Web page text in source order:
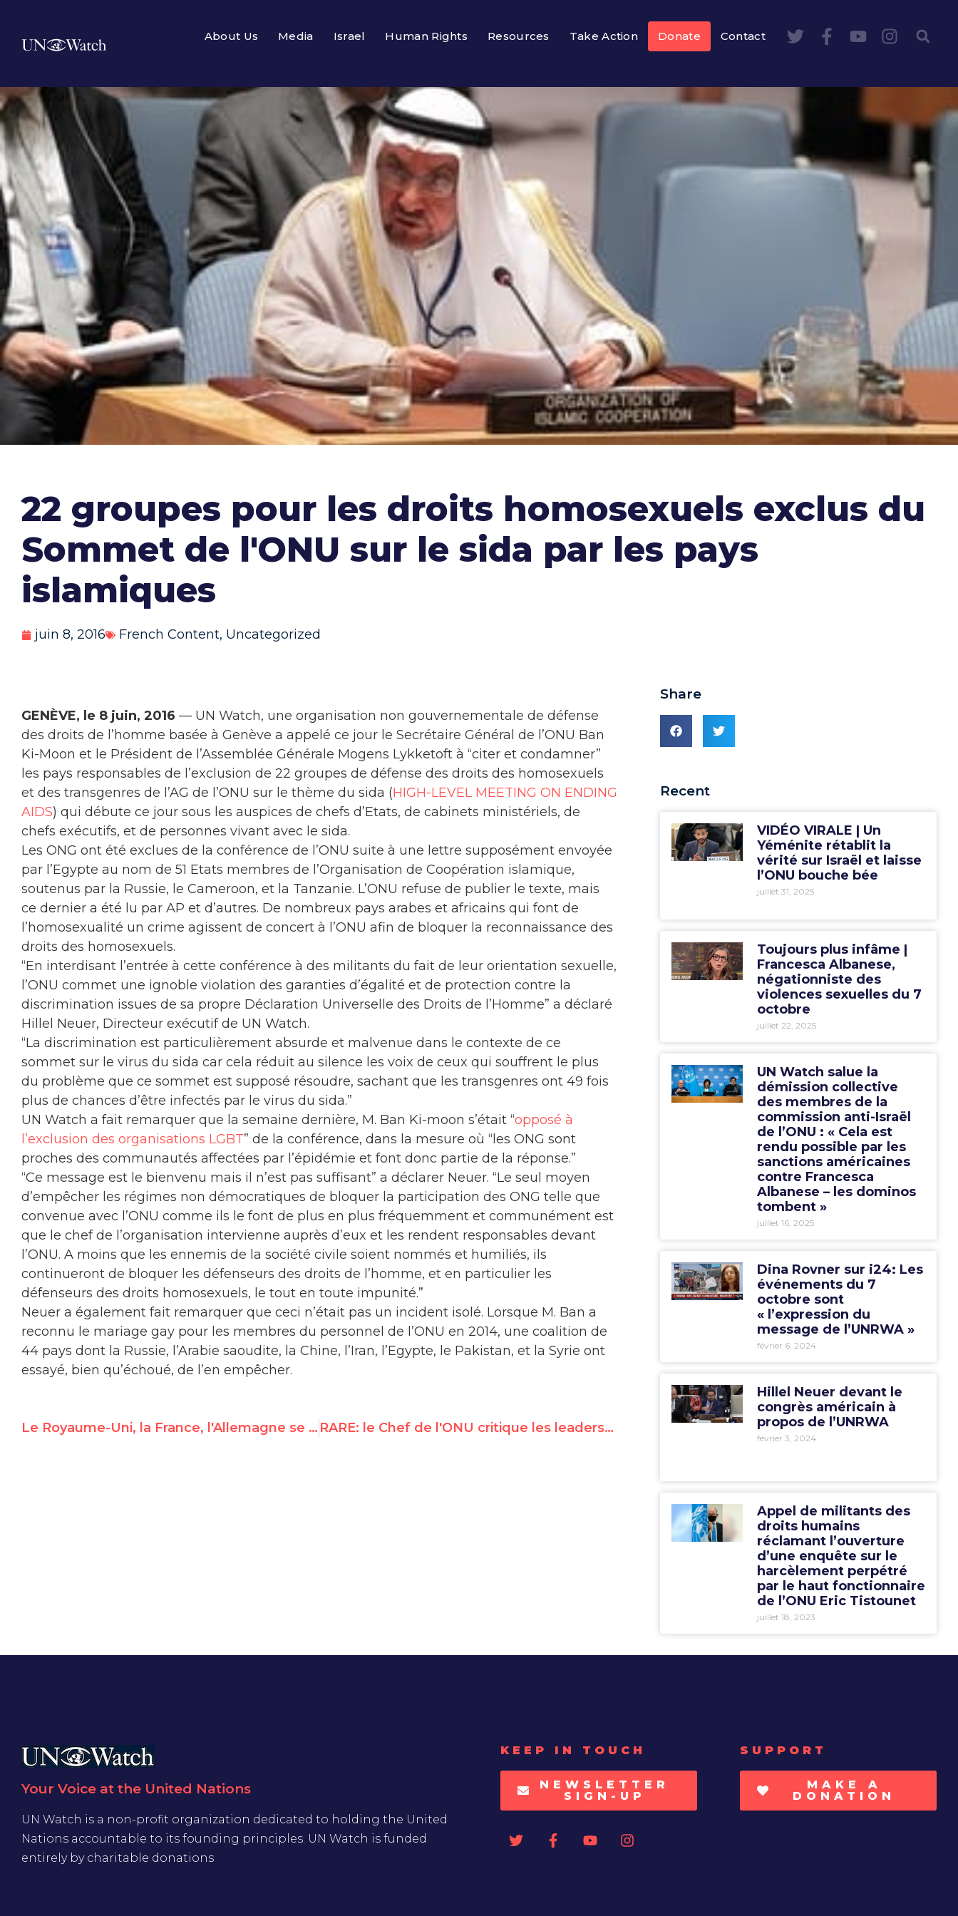
About Us Media Israel Human Rights Resources Take Action Donate Contact
22 groupes pour les droits homosexuels exclus du
Sommet de l'ONU sur le sida par les pays
islamiques
juin 8, 2016 French Content, Uncategorized
GENÈVE, le 8 juin, 2016 — UN Watch, une organisation non gouvernementale de défense
des droits de l’homme basée à Genève a appelé ce jour le Secrétaire Général de l’ONU Ban
Ki-Moon et le Président de l’Assemblée Générale Mogens Lykketoft à “citer et condamner”
les pays responsables de l’exclusion de 22 groupes de défense des droits des homosexuels
et des transgenres de l’AG de l’ONU sur le thème du sida (HIGH-LEVEL MEETING ON ENDING
AIDS) qui débute ce jour sous les auspices de chefs d’Etats, de cabinets ministériels, de
chefs exécutifs, et de personnes vivant avec le sida.
Les ONG ont été exclues de la conférence de l’ONU suite à une lettre supposément envoyée
par l’Egypte au nom de 51 Etats membres de l’Organisation de Coopération islamique,
soutenus par la Russie, le Cameroon, et la Tanzanie. L’ONU refuse de publier le texte, mais
ce dernier a été lu par AP et d’autres. De nombreux pays arabes et africains qui font de
l’homosexualité un crime agissent de concert à l’ONU afin de bloquer la reconnaissance des
droits des homosexuels.
“En interdisant l’entrée à cette conférence à des militants du fait de leur orientation sexuelle,
l’ONU commet une ignoble violation des garanties d’égalité et de protection contre la
discrimination issues de sa propre Déclaration Universelle des Droits de l’Homme” a déclaré
Hillel Neuer, Directeur exécutif de UN Watch.
“La discrimination est particulièrement absurde et malvenue dans le contexte de ce
sommet sur le virus du sida car cela réduit au silence les voix de ceux qui souffrent le plus
du problème que ce sommet est supposé résoudre, sachant que les transgenres ont 49 fois
plus de chances d’être infectés par le virus du sida.”
UN Watch a fait remarquer que la semaine dernière, M. Ban Ki-moon s’était “opposé à
l’exclusion des organisations LGBT” de la conférence, dans la mesure où “les ONG sont
proches des communautés affectées par l’épidémie et font donc partie de la réponse.”
“Ce message est le bienvenu mais il n’est pas suffisant” a déclarer Neuer. “Le seul moyen
d’empêcher les régimes non démocratiques de bloquer la participation des ONG telle que
convenue avec l’ONU comme ils le font de plus en plus fréquemment et communément est
que le chef de l’organisation intervienne auprès d’eux et les rendent responsables devant
l’ONU. A moins que les ennemis de la société civile soient nommés et humiliés, ils
continueront de bloquer les défenseurs des droits de l’homme, et en particulier les
défenseurs des droits homosexuels, le tout en toute impunité.”
Neuer a également fait remarquer que ceci n’était pas un incident isolé. Lorsque M. Ban a
reconnu le mariage gay pour les membres du personnel de l’ONU en 2014, une coalition de
44 pays dont la Russie, l’Arabie saoudite, la Chine, l’Iran, l’Egypte, le Pakistan, et la Syrie ont
essayé, bien qu’échoué, de l’en empêcher.
Le Royaume-Uni, la France, l'Allemagne se sont joints à l'ONU pour désigner Israël comme l’unique violateur au monde des droits à la santé RARE: le Chef de l'ONU critique les leaders du Hamas pour avoir célébré l'attaque terroriste de Tel Aviv
Share
Recent
VIDÉO VIRALE | Un
Yéménite rétablit la
vérité sur Israël et laisse
l’ONU bouche bée
juillet 31, 2025
Toujours plus infâme |
Francesca Albanese,
négationniste des
violences sexuelles du 7
octobre
juillet 22, 2025
UN Watch salue la
démission collective
des membres de la
commission anti-Israël
de l’ONU : « Cela est
rendu possible par les
sanctions américaines
contre Francesca
Albanese – les dominos
tombent »
juillet 16, 2025
Dina Rovner sur i24: Les
événements du 7
octobre sont
« l’expression du
message de l’UNRWA »
février 6, 2024
Hillel Neuer devant le
congrès américain à
propos de l’UNRWA
février 3, 2024
Appel de militants des
droits humains
réclamant l’ouverture
d’une enquête sur le
harcèlement perpétré
par le haut fonctionnaire
de l’ONU Eric Tistounet
juillet 18, 2023
Your Voice at the United Nations
UN Watch is a non-profit organization dedicated to holding the United
Nations accountable to its founding principles. UN Watch is funded
entirely by charitable donations
KEEP IN TOUCH
NEWSLETTER
SIGN-UP
SUPPORT
MAKE A
DONATION